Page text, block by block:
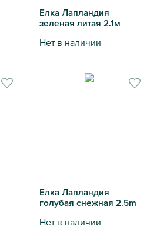
Елка Лапландия
зеленая литая 2.1м
Нет в наличии
Елка Лапландия
голубая снежная 2.5m
Нет в наличии